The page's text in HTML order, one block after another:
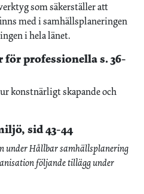
som säkerställer att
med i samhällsplaneringen
i hela länet.
professionella s. 36-
konstnärligt skapande och
sid 43-44
under Hållbar samhällsplanering
följande tillägg under